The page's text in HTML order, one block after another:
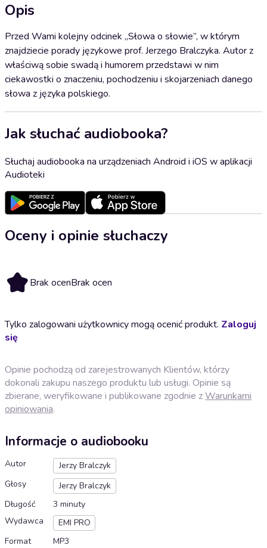
Opis
Przed Wami kolejny odcinek „Słowa o słowie”, w którym
znajdziecie porady językowe prof. Jerzego Bralczyka. Autor z
właściwą sobie swadą i humorem przedstawi w nim
ciekawostki o znaczeniu, pochodzeniu i skojarzeniach danego
słowa z języka polskiego.
Jak słuchać audiobooka?
Słuchaj audiobooka na urządzeniach Android i iOS w aplikacji
Audioteki
Oceny i opinie słuchaczy
Brak ocenBrak ocen
Tylko zalogowani użytkownicy mogą ocenić produkt. Zaloguj
się
Opinie pochodzą od zarejestrowanych Klientów, którzy
dokonali zakupu naszego produktu lub usługi. Opinie są
zbierane, weryfikowane i publikowane zgodnie zWarunkami
opiniowania.
Informacje o audiobooku
Autor
Jerzy Bralczyk
Głosy
Jerzy Bralczyk
Długość
3 minuty
Wydawca
EMI PRO
Format
MP3